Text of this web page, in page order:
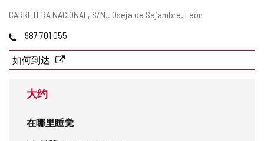
邮
地
址
CARRETERA NACIONAL, S/N.. Oseja de Sajambre. León
电
987 701 055
如何到达
大约
在哪里睡觉